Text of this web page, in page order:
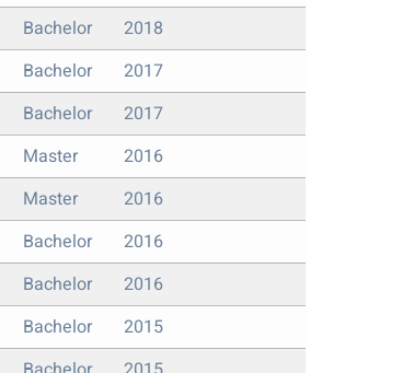
Bachelor
2018
Bachelor
2017
Bachelor
2017
Master
2016
Master
2016
Bachelor
2016
Bachelor
2016
Bachelor
2015